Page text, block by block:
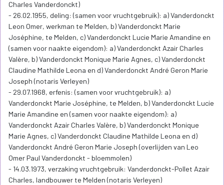
Charles Vanderdonckt)
- 26.02.1955, deling: (samen voor vruchtgebruik): a) Vanderdonckt
Leon Omer, werkman te Melden, b) Vanderdonckt Marie
Joséphine, te Melden, c) Vanderdonckt Lucie Marie Amandine en
(samen voor naakte eigendom): a) Vanderdonckt Azair Charles
Valère, b) Vanderdonckt Monique Marie Agnes, c) Vanderdonckt
Claudine Mathilde Leona en d) Vanderdonckt André Geron Marie
Joseph (notaris Verleyen)
- 29.07.1968, erfenis: (samen voor vruchtgebruik): a)
Vanderdonckt Marie Joséphine, te Melden, b) Vanderdonckt Lucie
Marie Amandine en (samen voor naakte eigendom): a)
Vanderdonckt Azair Charles Valère, b) Vanderdonckt Monique
Marie Agnes, c) Vanderdonckt Claudine Mathilde Leona en d)
Vanderdonckt André Geron Marie Joseph (overlijden van Leo
Omer Paul Vanderdonckt - bloemmolen)
- 14.03.1973, verzaking vruchtgebruik: Vanderdonckt-Pollet Azair
Charles, landbouwer te Melden (notaris Verleyen)